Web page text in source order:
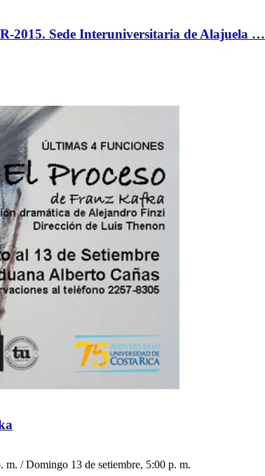
2015. Sede Interuniversitaria de Alajuela …
m. / Domingo 13 de setiembre, 5:00 p. m.